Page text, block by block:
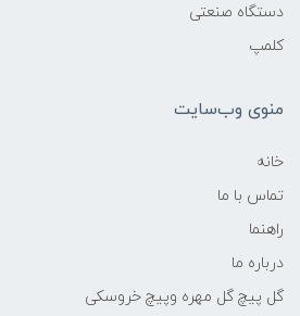
دستگاه صنعتی
کلمپ
منوی وب‌سایت
خانه
تماس با ما
راهنما
درباره ما
گل پیچ گل مهره وپیچ خروسکی